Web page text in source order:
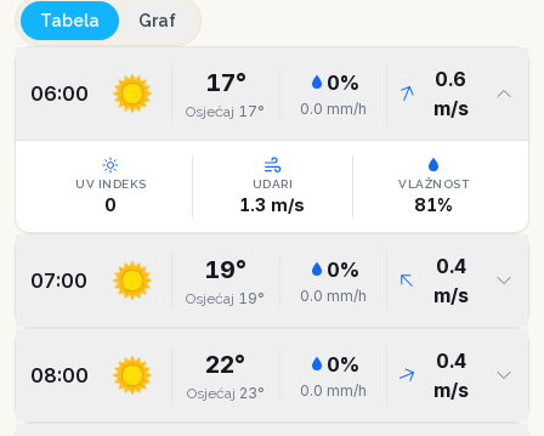
Tabela
Graf
06:00 17°
Osjećaj 17°
0%
0.0 mm/h
0.6
m/s
UV INDEKS
0
UDARI
1.3 m/s
VLAŽNOST
81%
07:00 19°
Osjećaj 19°
0%
0.0 mm/h
0.4
m/s
08:00 22°
Osjećaj 23°
0%
0.0 mm/h
0.4
m/s